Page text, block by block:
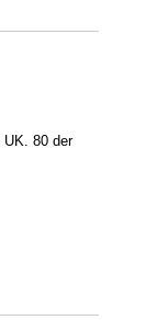
UK. 80 der